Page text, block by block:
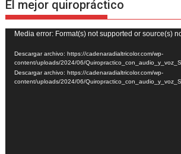
El mejor quiropráctico
Reproductor
de
vídeo
Media error: Format(s) not supported or source(s)
Descargar archivo: https://cadenaradialtricolor.com/wp-
content/uploads/2024/06/
Descargar archivo: https://cadenaradialtricolor.com/wp-
content/uploads/2024/06/